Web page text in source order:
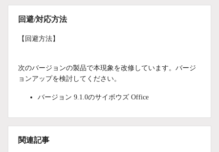
回避/対応方法
【回避方法】
次のバージョンの製品で本現象を改修しています。バージ
ョンアップを検討してください。
バージョン 9.1.0のサイボウズ Office
関連記事